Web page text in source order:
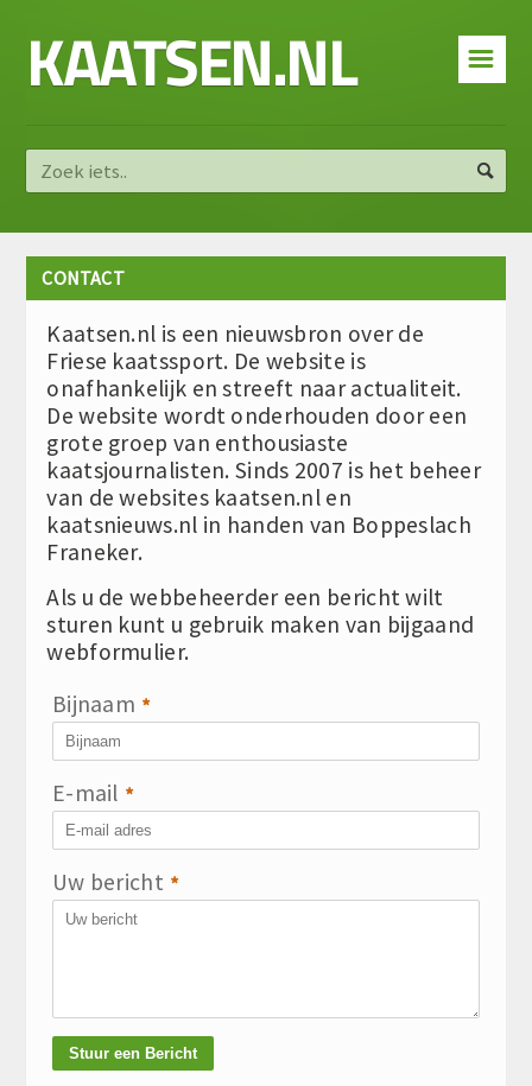
☰
KAATSEN.NL
CONTACT
Kaatsen.nl is een nieuwsbron over de
Friese kaatssport. De website is
onafhankelijk en streeft naar actualiteit.
De website wordt onderhouden door een
grote groep van enthousiaste
kaatsjournalisten. Sinds 2007 is het beheer
van de websites kaatsen.nl en
kaatsnieuws.nl in handen van Boppeslach
Franeker.
Als u de webbeheerder een bericht wilt
sturen kunt u gebruik maken van bijgaand
webformulier.
Bijnaam *
E-mail *
Uw bericht *